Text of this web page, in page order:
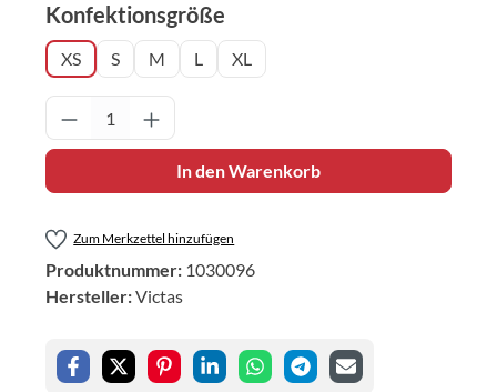
Konfektionsgröße
XS S M L XL
Produkt Anzahl: Gib den gewünschten
In den Warenkorb
Zum Merkzettel hinzufügen
Produktnummer: 1030096
Hersteller:Victas